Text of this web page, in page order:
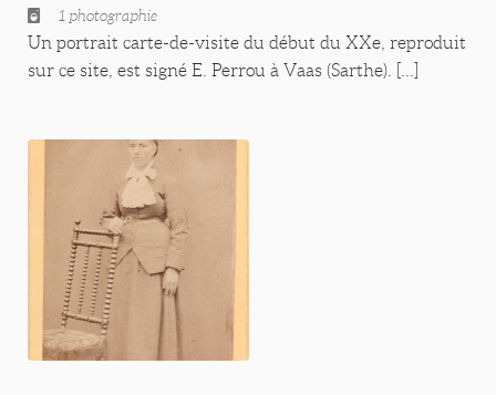
1 photographie
Un portrait carte-de-visite du début du XXe, reproduit
sur ce site, est signé E. Perrou à Vaas (Sarthe). [...]